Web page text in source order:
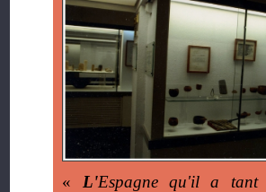
« L'Espagne qu'il a tant